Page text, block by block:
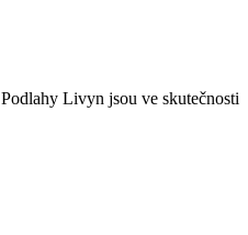
Livyn jsou ve skutečnosti